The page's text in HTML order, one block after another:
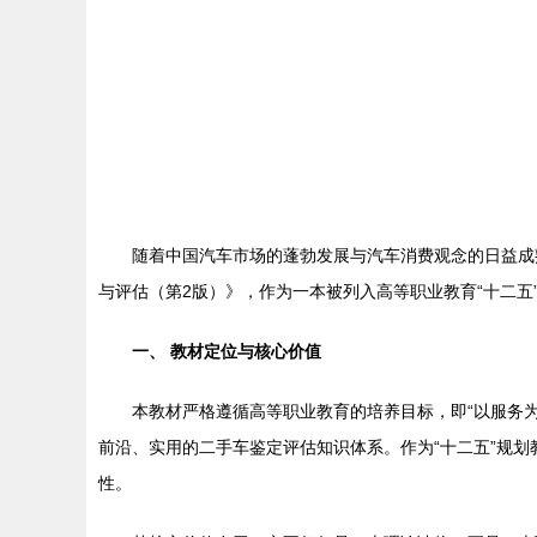
随着中国汽车市场的蓬勃发展与汽车消费观念的日益
与评估（第2版）》，作为一本被列入高等职业教育“十二
一、 教材定位与核心价值
本教材严格遵循高等职业教育的培养目标，即“以服
前沿、实用的二手车鉴定评估知识体系。作为“十二五”规
性。